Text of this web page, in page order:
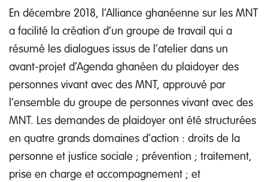
En décembre 2018, l’Alliance ghanéenne sur les MNT
a facilité la création d’un groupe de travail qui a
résumé les dialogues issus de l’atelier dans un
avant-projet d’Agenda ghanéen du plaidoyer des
personnes vivant avec des MNT, approuvé par
l’ensemble du groupe de personnes vivant avec des
MNT. Les demandes de plaidoyer ont été structurées
en quatre grands domaines d’action : droits de la
personne et justice sociale ; prévention ; traitement,
prise en charge et accompagnement ; et